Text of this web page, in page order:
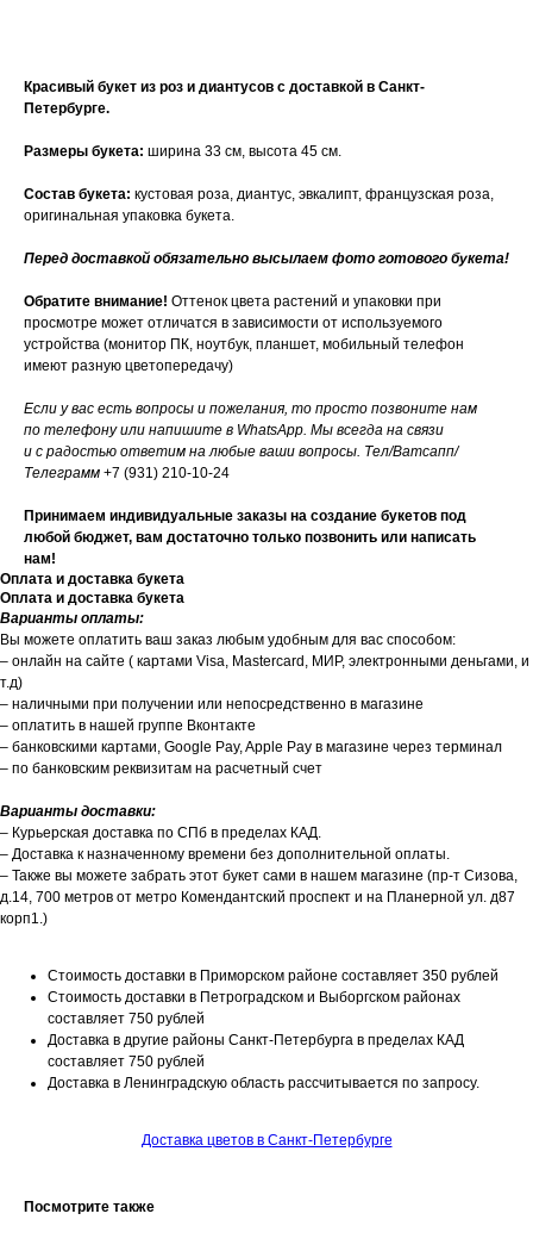
Красивый букет из роз и диантусов с доставкой в Санкт-
Петербурге.
Размеры букета: ширина 33 см, высота 45 см.
Состав букета: кустовая роза, диантус, эвкалипт, французская роза,
оригинальная упаковка букета.
Перед доставкой обязательно высылаем фото готового букета!
Обратите внимание! Оттенок цвета растений и упаковки при
просмотре может отличатся в зависимости от используемого
устройства (монитор ПК, ноутбук, планшет, мобильный телефон
имеют разную цветопередачу)
Если у вас есть вопросы и пожелания, то просто позвоните нам
по телефону или напишите в WhatsApp. Мы всегда на связи
и с радостью ответим на любые ваши вопросы. Тел/Ватсапп/
Телеграмм +7 (931) 210-10-24
Принимаем индивидуальные заказы на создание букетов под
любой бюджет, вам достаточно только позвонить или написать
нам!
Оплата и доставка букета
Оплата и доставка букета
Варианты оплаты:
Вы можете оплатить ваш заказ любым удобным для вас способом:
– онлайн на сайте ( картами Visa, Mastercard, МИР, электронными деньгами, и
т.д)
– наличными при получении или непосредственно в магазине
– оплатить в нашей группе Вконтакте
– банковскими картами, Google Pay, Apple Pay в магазине через терминал
– по банковским реквизитам на расчетный счет
Варианты доставки:
– Курьерская доставка по СПб в пределах КАД.
– Доставка к назначенному времени без дополнительной оплаты.
– Также вы можете забрать этот букет сами в нашем магазине (пр-т Сизова,
д.14, 700 метров от метро Комендантский проспект и на Планерной ул. д87
корп1.)
Стоимость доставки в Приморском районе составляет 350 рублей
Стоимость доставки в Петроградском и Выборгском районах
составляет 750 рублей
Доставка в другие районы Санкт-Петербурга в пределах КАД
составляет 750 рублей
Доставка в Ленинградскую область рассчитывается по запросу.
Доставка цветов в Санкт-Петербурге
Посмотрите также